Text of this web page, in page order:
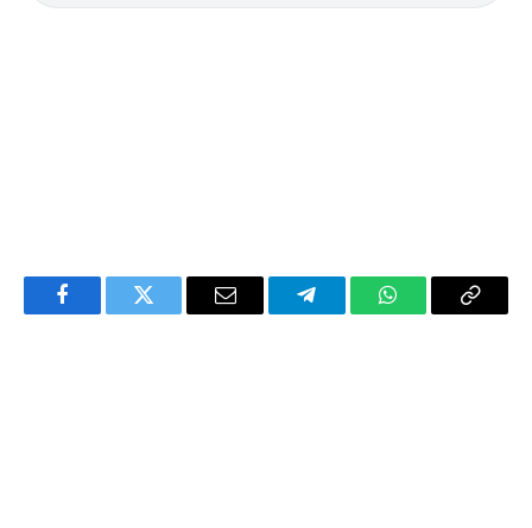
FacebookTwitter Email TelegramWhatsAppCopy